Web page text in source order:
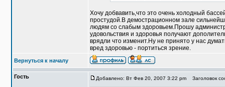
Хочу добвавить,что это очень холодный
простудой.В демострационном зале
людям со слабым здоровьем.Прошу
удовольствия и здоровья получают
врядли что изменит.Ну не принято у нас
вред здоровью - портиться зрение.
Вернуться к началу
Гость Добавлено: Вт Фев 20, 2007 3:22 pm Заголовок